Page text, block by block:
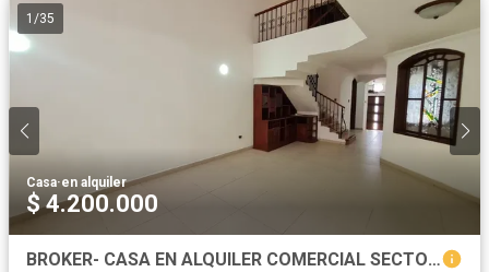
1 /35
Casa·en alquiler
$ 4.200.000
BROKER- CASA EN ALQUILER COMERCIAL SECTOR MACHANGARA NORTE POPAYAN